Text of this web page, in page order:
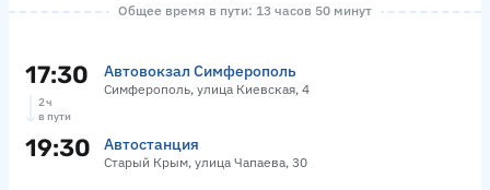
Общее время в пути: 13 часов 50 минут
17:30 Автовокзал Симферополь
Симферополь, улица Киевская, 4
2 ч
в пути
19:30 Автостанция
Старый Крым, улица Чапаева, 30